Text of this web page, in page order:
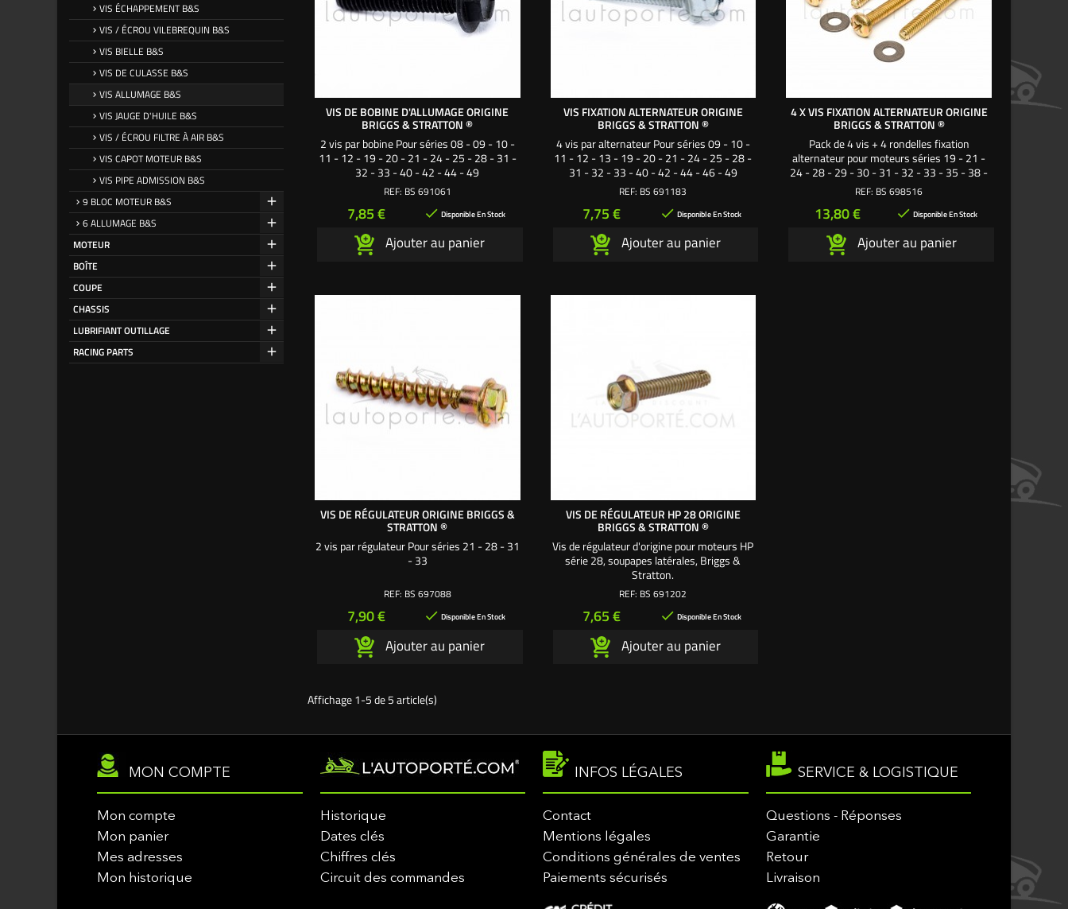
VIS ÉCHAPPEMENT B&S
VIS / ÉCROU VILEBREQUIN B&S
VIS BIELLE B&S
VIS DE CULASSE B&S
VIS ALLUMAGE B&S
VIS JAUGE D'HUILE B&S
VIS / ÉCROU FILTRE À AIR B&S
VIS CAPOT MOTEUR B&S
VIS PIPE ADMISSION B&S
9 BLOC MOTEUR B&S
6 ALLUMAGE B&S
MOTEUR
BOÎTE
COUPE
CHASSIS
LUBRIFIANT OUTILLAGE
RACING PARTS
VIS DE BOBINE D'ALLUMAGE ORIGINE
BRIGGS & STRATTON ®
2 vis par bobine Pour séries 08 - 09 - 10 -
11 - 12 - 19 - 20 - 21 - 24 - 25 - 28 - 31 -
32 - 33 - 40 - 42 - 44 - 49
REF: BS 691061
Prix
7,85 €  Disponible En Stock
Ajouter au panier
VIS FIXATION ALTERNATEUR ORIGINE
BRIGGS & STRATTON ®
4 vis par alternateur Pour séries 09 - 10 -
11 - 12 - 13 - 19 - 20 - 21 - 24 - 25 - 28 -
31 - 32 - 33 - 40 - 42 - 44 - 46 - 49
REF: BS 691183
Prix
7,75 €  Disponible En Stock
Ajouter au panier
4 X VIS FIXATION ALTERNATEUR ORIGINE
BRIGGS & STRATTON ®
Pack de 4 vis + 4 rondelles fixation
alternateur pour moteurs séries 19 - 21 -
24 - 28 - 29 - 30 - 31 - 32 - 33 - 35 - 38 -
40 - 44 - 49 - 54 - 61 Briggs & Stratton
REF: BS 698516
Prix
13,80 €  Disponible En Stock
Ajouter au panier
VIS DE RÉGULATEUR ORIGINE BRIGGS &
STRATTON ®
2 vis par régulateur Pour séries 21 - 28 - 31
- 33
REF: BS 697088
Prix
7,90 €  Disponible En Stock
Ajouter au panier
VIS DE RÉGULATEUR HP 28 ORIGINE
BRIGGS & STRATTON ®
Vis de régulateur d'origine pour moteurs HP
série 28, soupapes latérales, Briggs &
Stratton.
REF: BS 691202
Prix
7,65 €  Disponible En Stock
Ajouter au panier
Affichage 1-5 de 5 article(s)
MON COMPTE
Mon compte
Mon panier
Mes adresses
Mon historique
Historique
Dates clés
Chiffres clés
Circuit des commandes
INFOS LÉGALES
Contact
Mentions légales
Conditions générales de ventes
Paiements sécurisés
SERVICE & LOGISTIQUE
Questions - Réponses
Garantie
Retour
Livraison